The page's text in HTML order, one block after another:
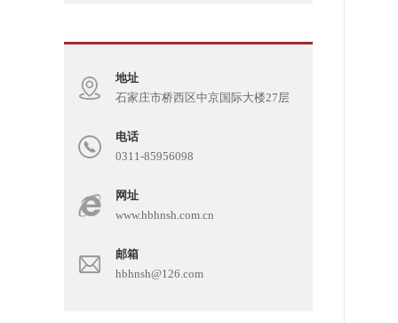
地址
石家庄市桥西区中京国际大楼27层
电话
0311-85956098
网址
www.hbhnsh.com.cn
邮箱
hbhnsh@126.com